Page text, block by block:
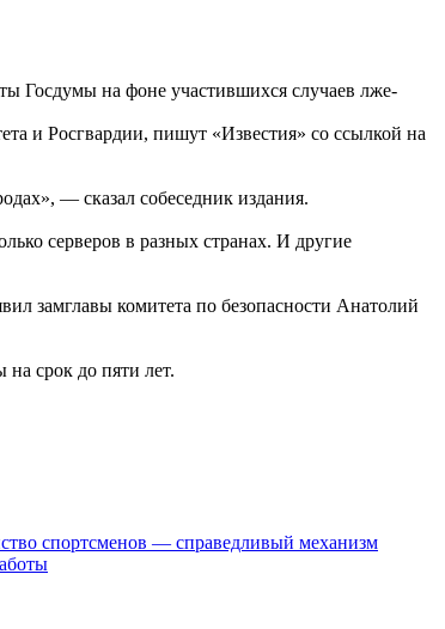
Госдумы на фоне участившихся случаев лже-
и Росгвардии, пишут «Известия» со ссылкой на
— сказал собеседник издания.
серверов в разных странах. И другие
замглавы комитета по безопасности Анатолий
срок до пяти лет.
спортсменов — справедливый механизм